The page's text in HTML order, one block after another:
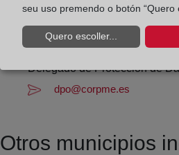
Datos del Registrador:
M.ª Paz Arnal Moros
Delegado de Protección de
dpo@corpme.es
Otros municipios
seu uso premendo o botón “Quero
Quero escoller...